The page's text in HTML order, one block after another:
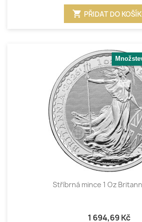
shopping_cart PŘIDAT DO
Stříbrná mince 1 Oz
1 694,69 Kč